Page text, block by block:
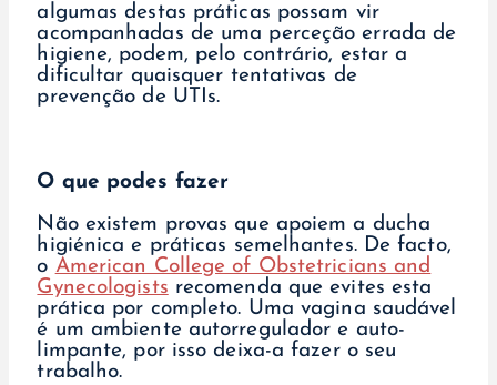
algumas destas práticas possam vir
acompanhadas de uma perceção errada de
higiene, podem, pelo contrário, estar a
dificultar quaisquer tentativas de
prevenção de UTIs.
O que podes fazer
Não existem provas que apoiem a ducha
higiénica e práticas semelhantes. De facto,
o American College of Obstetricians and
Gynecologists recomenda que evites esta
prática por completo. Uma vagina saudável
é um ambiente autorregulador e auto-
limpante, por isso deixa-a fazer o seu
trabalho.